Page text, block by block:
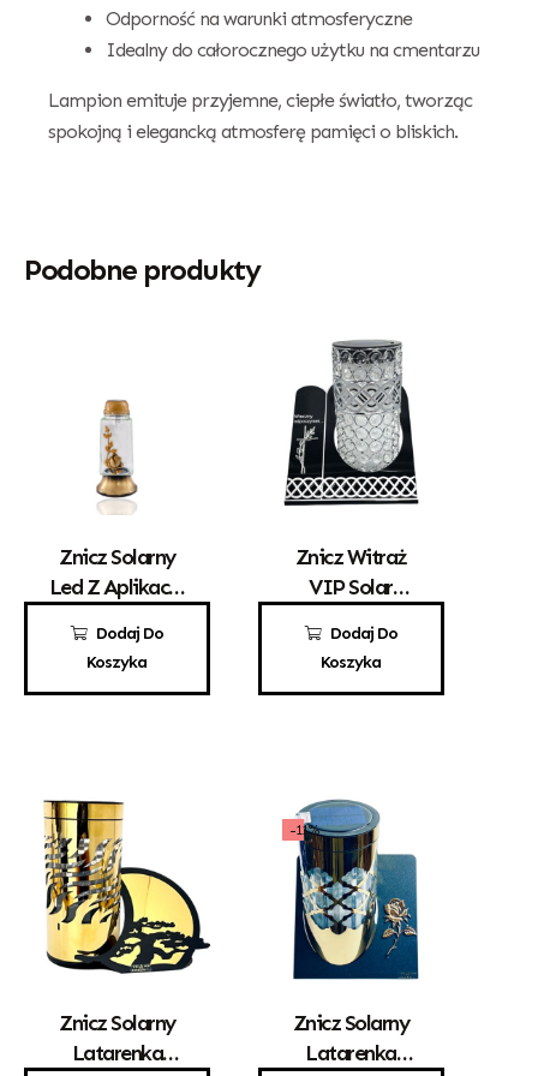
Odporność na warunki atmosferyczne
Idealny do całorocznego użytku na cmentarzu
Lampion emituje przyjemne, ciepłe światło, tworząc
spokojną i elegancką atmosferę pamięci o bliskich.
Podobne produkty
Dodaj Do
Koszyka
Znicz Solarny
Led Z Aplikacją
29,00 zł
Dodaj Do
Koszyka
Znicz Witraż
VIP Solar
190,00zł
Znicz Solarny
Latarenka
-11%
Znicz Solarny
Latarenka